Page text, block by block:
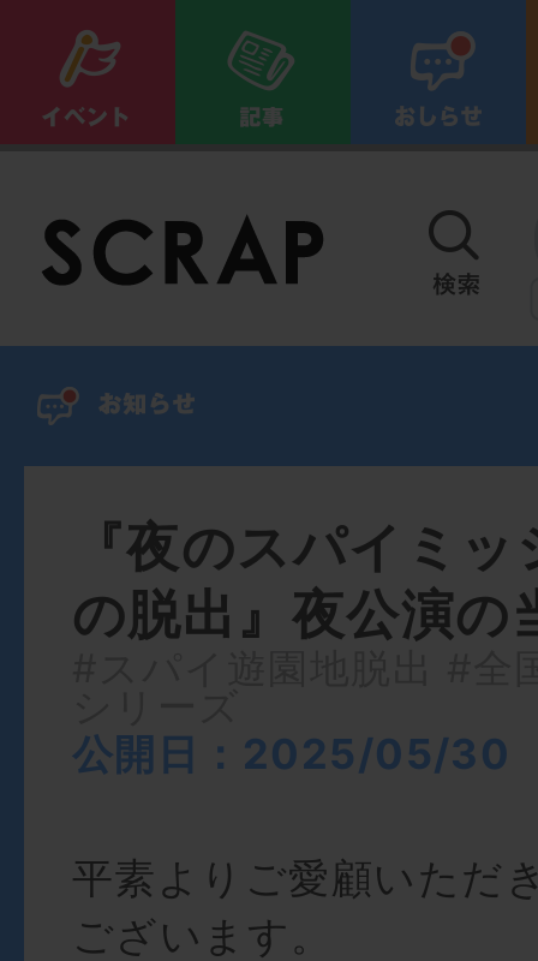
『夜のスパイミ
の脱出』夜公演の
公開日：2025/05/30
平素よりご愛顧いただ
ございます。